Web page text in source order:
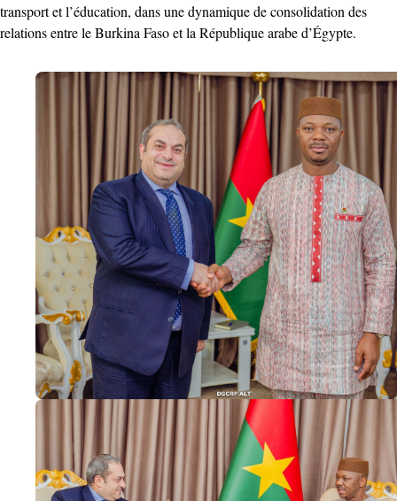
transport et l’éducation, dans une dynamique de consolidation des
relations entre le Burkina Faso et la République arabe d’Égypte.